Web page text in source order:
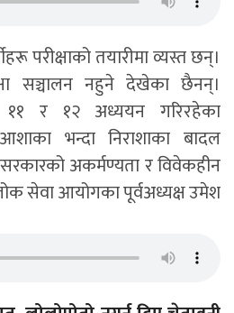
परीक्षाको तयारीमा व्यस्त छन्।
सञ्चालन नहुने देखेका छैनन्।
र १२ अध्ययन गरिरहेका
आशाका भन्दा निराशाका बादल
अकर्मण्यता र विवेकहीन
सेवा आयोगका पूर्वअध्यक्ष उमेश